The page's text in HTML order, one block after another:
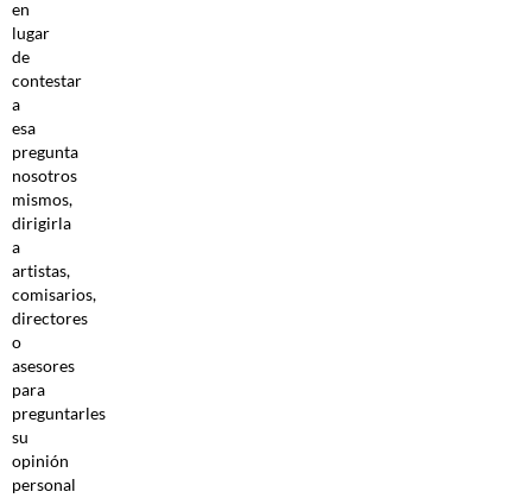
en
lugar
de
contestar
a
esa
pregunta
nosotros
mismos,
dirigirla
a
artistas,
comisarios,
directores
o
asesores
para
preguntarles
su
opinión
personal